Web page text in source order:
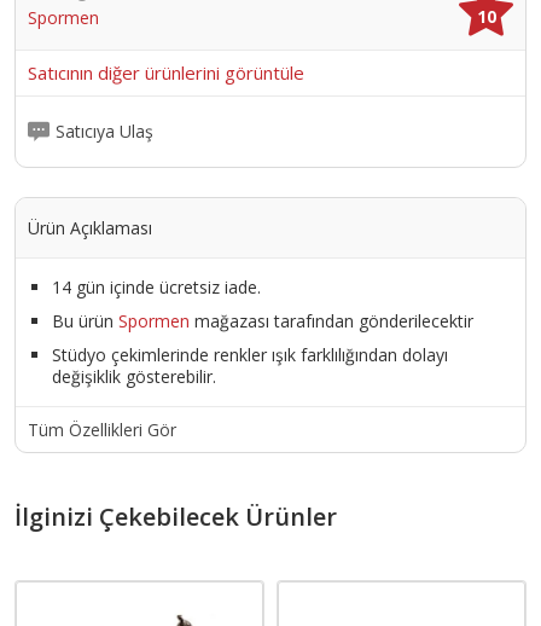
Ürün Kodu :
Spormen
10
Satıcının diğer ürünlerini görüntüle
Satıcıya Ulaş
Ürün Açıklaması
14 gün içinde ücretsiz iade.
Bu ürün Spormen mağazası tarafından gönderilecektir
Stüdyo çekimlerinde renkler ışık farklılığından dolayı
değişiklik gösterebilir.
Tüm Özellikleri Gör
İlginizi Çekebilecek Ürünler